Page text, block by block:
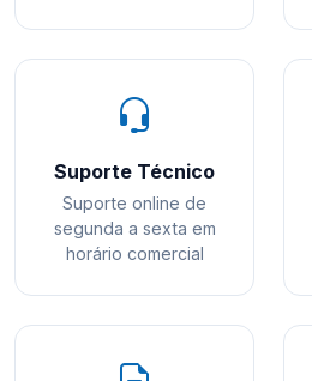
Suporte Técnico
Suporte online de
segunda a sexta em
horário comercial